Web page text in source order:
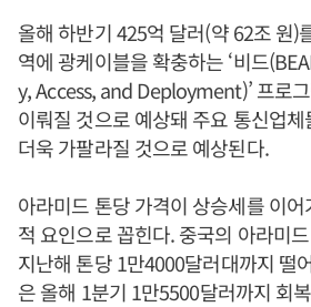
올해 하반기 425억 달러(약 62조 원)
역에 광케이블을 확충하는 ‘비드
y, Access, and Deployment)’ 프로
이뤄질 것으로 예상돼 주요 통신업
더욱 가팔라질 것으로 예상된다.
아라미드 톤당 가격이 상승세를 이
적 요인으로 꼽힌다. 중국의 아라미
지난해 톤당 1만4000달러대까지 떨
은 올해 1분기 1만5500달러까지 회